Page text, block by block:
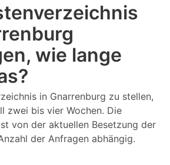
wie lange
in Gnarrenburg zu stellen,
zwei bis vier Wochen. Die
von der aktuellen Besetzung der
der Anfragen abhängig.